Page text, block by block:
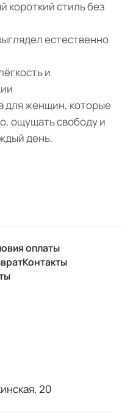
стиль без
естественно
и
для женщин, которые
ощущать свободу и
день.
оплаты
Контакты
20